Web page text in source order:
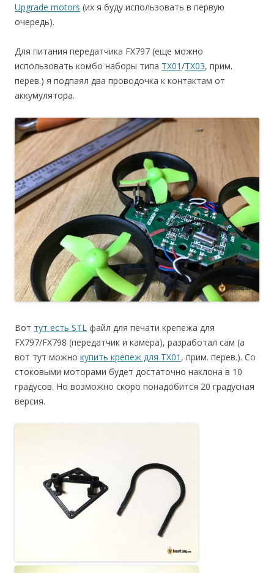
Upgrade motors (их я буду использовать в первую
очередь).
Для питания передатчика FX797 (еще можно
использовать комбо наборы типа TX01/TX03, прим.
перев.) я подпаял два проводочка к контактам от
аккумулятора.
Вот тут есть STL файл для печати крепежа для
FX797/FX798 (передатчик и камера), разработал сам (а
вот тут можно купить крепеж для TX01 , прим. перев.). Со
стоковыми моторами будет достаточно наклона в 10
градусов. Но возможно скоро понадобится 20 градусная
версия.